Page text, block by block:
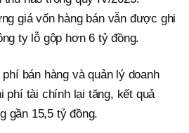
giá vốn hàng bán vẫn được ghi
ty lỗ gộp hơn 6 tỷ đồng.
bán hàng và quản lý doanh
phí tài chính lại tăng, kết quả
gần 15,5 tỷ đồng.